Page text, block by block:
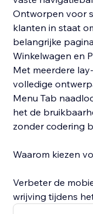
Ontworpen voor
klanten in staat
belangrijke
Winkelwagen en
Met meerdere
volledige
Menu Tab
het de
zonder codering
Waarom kiezen
Verbeter de
wrijving tijdens